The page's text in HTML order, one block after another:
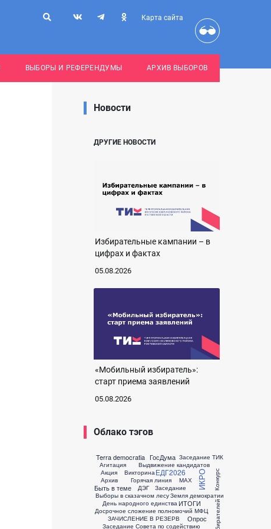
Карта сайта
ВЫБОРЫ И РЕФЕРЕНДУМЫ АРХИВ ВЫБОРОВ
Новости
ДРУГИЕ НОВОСТИ
Избирательные кампании – в
цифрах и фактах
05.08.2026
«Мобильный избиратель»:
старт приема заявлений
05.08.2026
Облако тэгов
Terra democratia
Агитация
Акция
Архив
Быть в теме
Викторина
Выборы в сказачном лесу
Выдвижение кандидатов
Горячая линия
ГосДума
ДЭГ
День народного единства
Досрочное сложение полномочий
ЕДГ2026
ЗАЧИСЛЕНИЕ В РЕЗЕРВ
Заседание
Заседание Совета по содействию
Заседание ТИК
Земля демократии
ИКРО
ИТОГИ
Конкурс
МАХ
МФЦ
Опрос